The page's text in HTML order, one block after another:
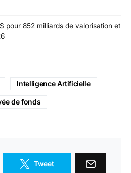
pour 852 milliards de valorisation et
Intelligence Artificielle
de fonds
Tweet